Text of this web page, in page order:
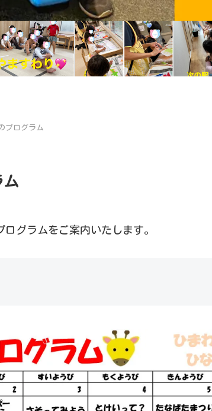
プログラム
ム
グラムをご案内いたします。